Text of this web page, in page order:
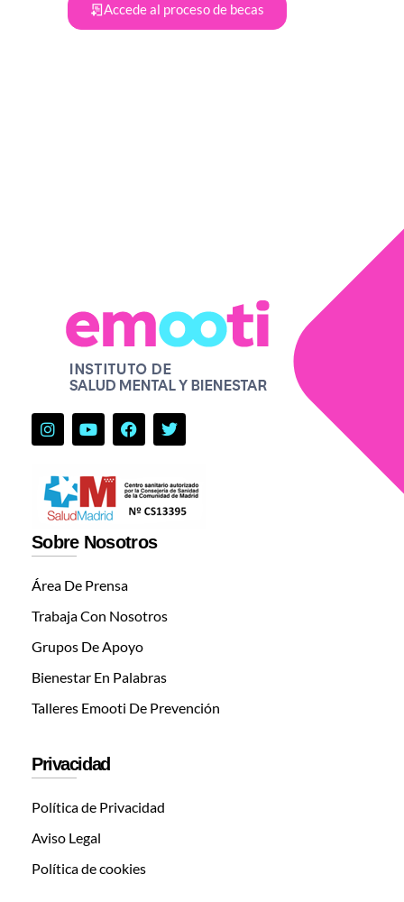
Accede al proceso de becas
Sobre Nosotros
Área De Prensa
Trabaja Con Nosotros
Grupos De Apoyo
Bienestar En Palabras
Talleres Emooti De Prevención
Privacidad
Política de Privacidad
Aviso Legal
Política de cookies